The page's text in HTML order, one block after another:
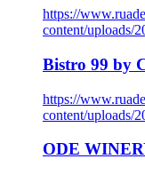
https://
content/uploads/
Bistro 99 by
https://
content/uploads/
ODE